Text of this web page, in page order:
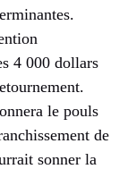
4 000 dollars
le pouls
de
sonner la